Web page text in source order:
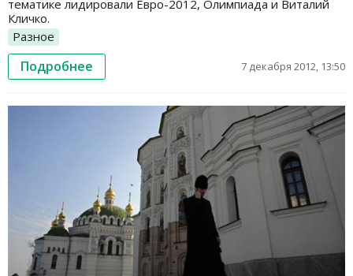
тематике лидировали Евро-2012, Олимпиада и Виталий
Кличко.
Разное
Подробнее 7 декабря 2012, 13:50